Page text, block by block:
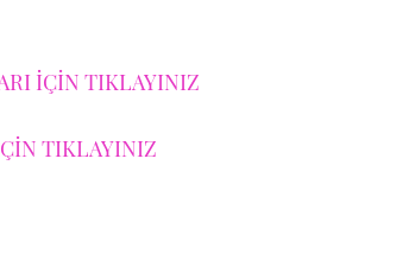
İÇİN TIKLAYINIZ
TIKLAYINIZ